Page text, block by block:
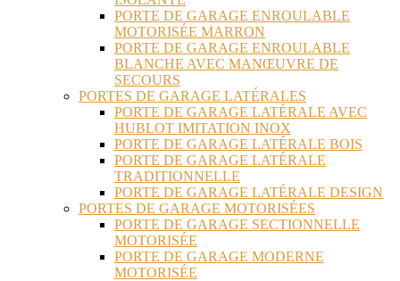
PORTE DE GARAGE ENROULABLE
MOTORISÉE MARRON
PORTE DE GARAGE ENROULABLE
BLANCHE AVEC MANŒUVRE DE
SECOURS
PORTES DE GARAGE LATÉRALES
PORTE DE GARAGE LATÉRALE AVEC
HUBLOT IMITATION INOX
PORTE DE GARAGE LATÉRALE BOIS
PORTE DE GARAGE LATÉRALE
TRADITIONNELLE
PORTE DE GARAGE LATÉRALE DESIGN
PORTES DE GARAGE MOTORISÉES
PORTE DE GARAGE SECTIONNELLE
MOTORISÉE
PORTE DE GARAGE MODERNE
MOTORISÉE